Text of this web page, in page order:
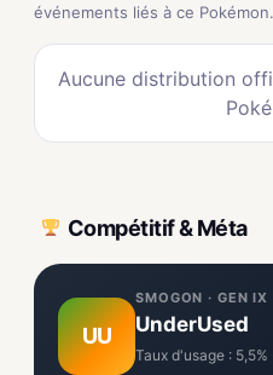
événements liés à ce Pokémon.
Aucune distribution
Compétitif & Méta
UU
SMOGON · GEN
UnderUsed
Taux d'usage : 5,5%